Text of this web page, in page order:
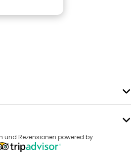
und Rezensionen powered by